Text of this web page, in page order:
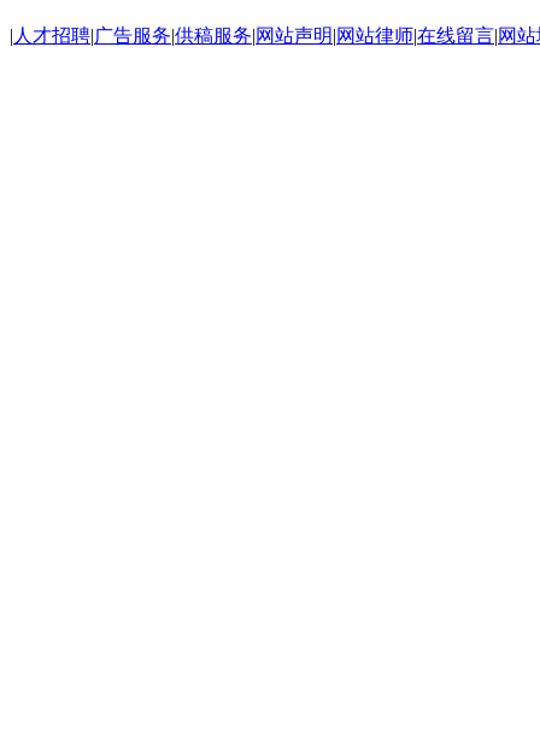
|人才招聘|广告服务|供稿服务|网站声明|网站律师|在线留言|网